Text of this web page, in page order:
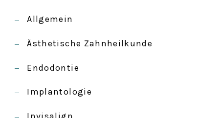
Allgemein
Ästhetische Zahnheilkunde
Endodontie
Implantologie